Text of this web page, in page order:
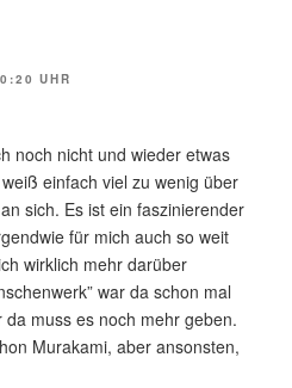
UHR
noch nicht und wieder etwas
einfach viel zu wenig über
sich. Es ist ein faszinierender
für mich auch so weit
wirklich mehr darüber
war da schon mal
da muss es noch mehr geben.
Murakami, aber ansonsten,